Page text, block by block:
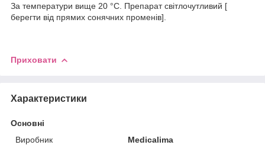
За температури вище 20 °C. Препарат світлочутливий [
берегти від прямих сонячних променів].
Приховати
Характеристики
Основні
Виробник
Medicalima